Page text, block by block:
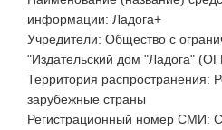
информации: Ладога+
Учредители: Общество с
"Издательский дом "Ладога"
Территория распространения:
зарубежные страны
Регистрационный номер СМИ: